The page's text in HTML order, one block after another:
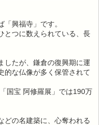
興福寺」です。
とつに数えられている、長
したが、鎌倉の復興期に運
的な仏像が多く保管されて
国宝 阿修羅展」では190万
どの名建築に、心奪われる